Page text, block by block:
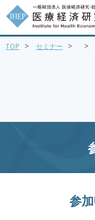
TOP > セミナー > >
参